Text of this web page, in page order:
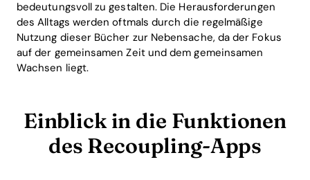
bedeutungsvoll zu gestalten. Die Herausforderungen
des Alltags werden oftmals durch die regelmäßige
Nutzung dieser Bücher zur Nebensache, da der Fokus
auf der gemeinsamen Zeit und dem gemeinsamen
Wachsen liegt.
Einblick in die Funktionen
des Recoupling-Apps